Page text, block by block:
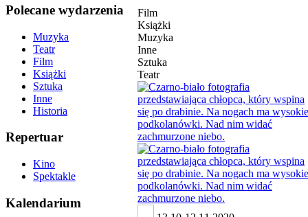
Polecane wydarzenia
Muzyka
Teatr
Film
Książki
Sztuka
Inne
Historia
Repertuar
Kino
Spektakle
Kalendarium
Film
Książki
Muzyka
Inne
Sztuka
Teatr